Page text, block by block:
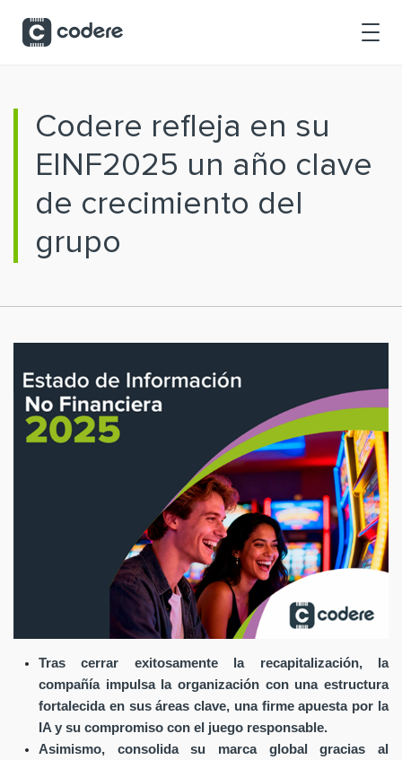
Codere refleja en su
EINF2025 un año clave
de crecimiento del
grupo
Tras cerrar exitosamente la recapitalización, la
compañía impulsa la organización con una estructura
fortalecida en sus áreas clave, una firme apuesta por la
IA y su compromiso con el juego responsable.
Asimismo, consolida su marca global gracias al